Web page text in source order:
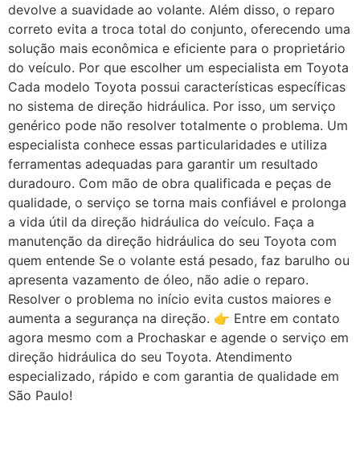
devolve a suavidade ao volante. Além disso, o reparo
correto evita a troca total do conjunto, oferecendo uma
solução mais econômica e eficiente para o proprietário
do veículo. Por que escolher um especialista em Toyota
Cada modelo Toyota possui características específicas
no sistema de direção hidráulica. Por isso, um serviço
genérico pode não resolver totalmente o problema. Um
especialista conhece essas particularidades e utiliza
ferramentas adequadas para garantir um resultado
duradouro. Com mão de obra qualificada e peças de
qualidade, o serviço se torna mais confiável e prolonga
a vida útil da direção hidráulica do veículo. Faça a
manutenção da direção hidráulica do seu Toyota com
quem entende Se o volante está pesado, faz barulho ou
apresenta vazamento de óleo, não adie o reparo.
Resolver o problema no início evita custos maiores e
aumenta a segurança na direção. 👉 Entre em contato
agora mesmo com a Prochaskar e agende o serviço em
direção hidráulica do seu Toyota. Atendimento
especializado, rápido e com garantia de qualidade em
São Paulo!